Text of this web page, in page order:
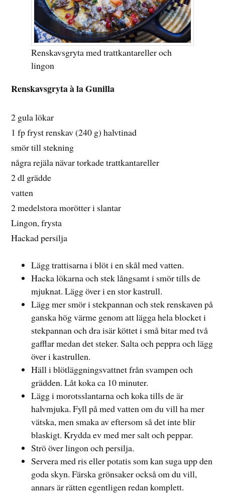
Renskavsgryta med trattkantareller och
lingon
Renskavsgryta à la Gunilla
2 gula lökar
1 fp fryst renskav (240 g) halvtinad
smör till stekning
några rejäla nävar torkade trattkantareller
2 dl grädde
vatten
2 medelstora morötter i slantar
Lingon, frysta
Hackad persilja
Lägg trattisarna i blöt i en skål med vatten.
Hacka lökarna och stek långsamt i smör tills de
mjuknat. Lägg över i en stor kastrull.
Lägg mer smör i stekpannan och stek renskaven på
ganska hög värme genom att lägga hela blocket i
stekpannan och dra isär köttet i små bitar med två
gafflar medan det steker. Salta och peppra och lägg
över i kastrullen.
Häll i blötläggningsvattnet från svampen och
grädden. Låt koka ca 10 minuter.
Lägg i morotsslantarna och koka tills de är
halvmjuka. Fyll på med vatten om du vill ha mer
vätska, men smaka av eftersom så det inte blir
blaskigt. Krydda ev med mer salt och peppar.
Strö över lingon och persilja.
Servera med ris eller potatis som kan suga upp den
goda skyn. Färska grönsaker också om du vill,
annars är rätten egentligen redan komplett.